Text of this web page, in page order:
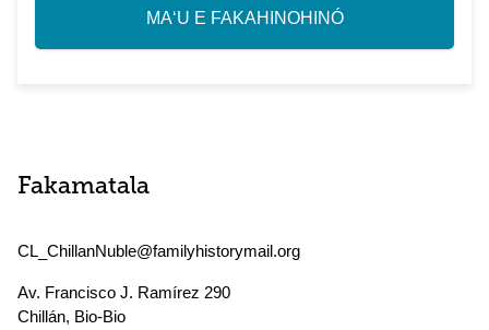
MAʻU E FAKAHINOHINÓ
Fakamatala
CL_ChillanNuble@familyhistorymail.org
Av. Francisco J. Ramírez 290
Chillán, Bio-Bio